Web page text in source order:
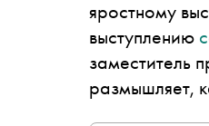
яростному
выступлению
заместитель
размышляет,